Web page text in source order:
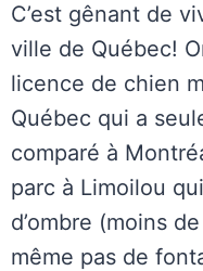
C’est gênant de
ville de Québec!
licence de chien
Québec qui a
comparé à
parc à Limoilou
d’ombre (moins
même pas de